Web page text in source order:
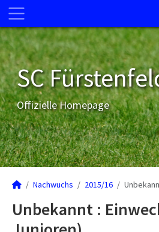
SC
Offizielle Homepage
Nachwuchs 2015/16
Unbekannt :